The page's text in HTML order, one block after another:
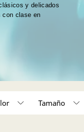
y delicados
con clase en
Tamaño
50,000 -